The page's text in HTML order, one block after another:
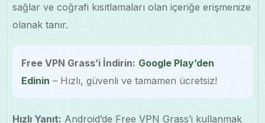
sağlar ve coğrafi kısıtlamaları olan içeriğe erişmenize
olanak tanır.
Free VPN Grass’i İndirin: Google Play’den
Edinin – Hızlı, güvenli ve tamamen ücretsiz!
Hızlı Yanıt: Android’de Free VPN Grass’i kullanmak